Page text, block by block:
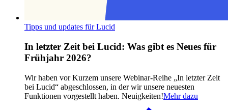
Tipps und updates für Lucid
In letzter Zeit bei Lucid: Was gibt es Neues für
Frühjahr 2026?
Wir haben vor Kurzem unsere Webinar-Reihe „In letzter Zeit
bei Lucid“ abgeschlossen, in der wir unsere neuesten
Funktionen vorgestellt haben. Neuigkeiten!Mehr dazu